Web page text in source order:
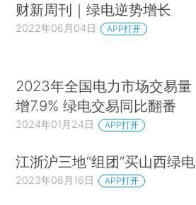
财新周刊｜绿电逆势增长
2022年06月04日 APP打开
2023年全国电力市场交易量
增7.9% 绿电交易同比翻番
2024年01月24日 APP打开
江浙沪三地“组团”买山西绿电
2023年08月16日 APP打开